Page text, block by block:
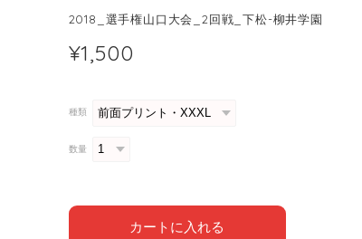
2018_選手権山口大会_2回戦_下松-柳井学園
¥1,500
種類
数量
カートに入れる